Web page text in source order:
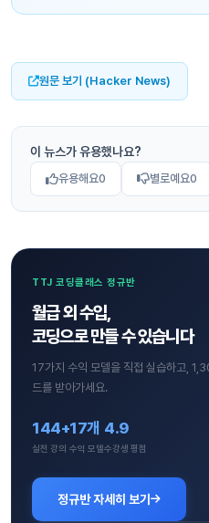
원문 보기 (Hacker News)
이 뉴스가 유용했나요?
유용해요0 별로예요0
TTJ 코딩클래스 정규반
월급 외 수입,
코딩으로 만들 수 있습니다
17가지 수익 모델을 직접 실습하고,
드를 받아가세요.
144+
실전 강의
17개
수익 모델
4.9
수강생 평점
정규반 자세히 보기